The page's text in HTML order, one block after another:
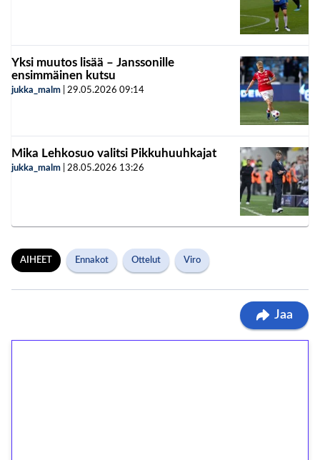
Yksi muutos lisää – Janssonille
ensimmäinen kutsu
jukka_malm 29.05.2026 09:14
Mika Lehkosuo valitsi Pikkuhuuhkajat
jukka_malm 28.05.2026 13:26
AIHEET Ennakot Ottelut Viro
Jaa